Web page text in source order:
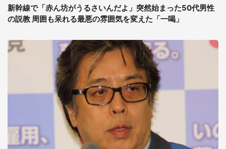
新幹線で「赤ん坊がうるさいんだよ」突然始まった50代男性
の説教 周囲も呆れる最悪の雰囲気を変えた「一喝」